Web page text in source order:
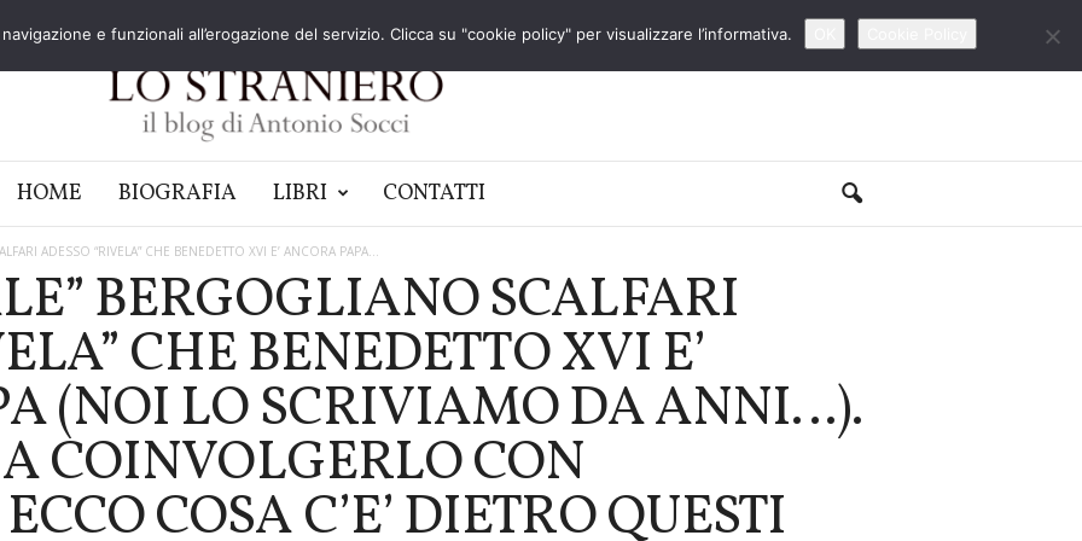
HOME BIOGRAFIA LIBRI CONTATTI
ADESSO “RIVELA” CHE BENEDETTO XVI E’ ANCORA PAPA...
BERGOGLIANO SCALFARI
CHE BENEDETTO XVI E’
(NOI LO SCRIVIAMO DA ANNI…).
COINVOLGERLO CON
COSA C’E’ DIETRO QUESTI
e funzionali all’erogazione del servizio. Clicca su "cookie policy" per visualizzare l’informativa.